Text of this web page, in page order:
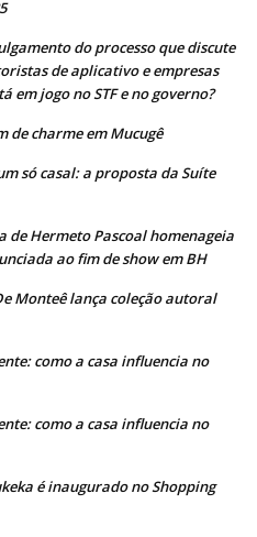
do processo que discute
de aplicativo e empresas
em jogo no STF e no governo?
de charme em Mucugê
só casal: a proposta da Suíte
de Hermeto Pascoal homenageia
ao fim de show em BH
Monteê lança coleção autoral
como a casa influencia no
como a casa influencia no
é inaugurado no Shopping